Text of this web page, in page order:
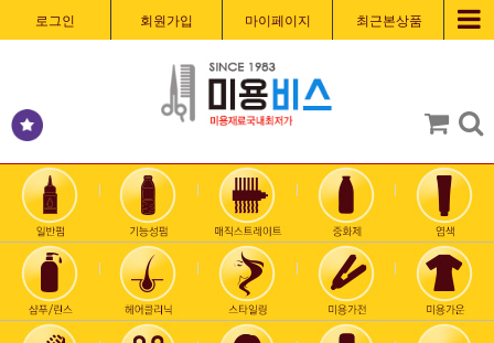
로그인 회원가입 마이페이지 최근본상품